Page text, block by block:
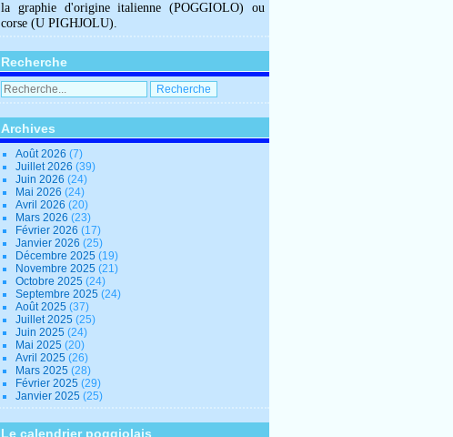
la graphie d'origine italienne (POGGIOLO) ou
corse (U PIGHJOLU).
Recherche
Archives
Août 2026 (7)
Juillet 2026 (39)
Juin 2026 (24)
Mai 2026 (24)
Avril 2026 (20)
Mars 2026 (23)
Février 2026 (17)
Janvier 2026 (25)
Décembre 2025 (19)
Novembre 2025 (21)
Octobre 2025 (24)
Septembre 2025 (24)
Août 2025 (37)
Juillet 2025 (25)
Juin 2025 (24)
Mai 2025 (20)
Avril 2025 (26)
Mars 2025 (28)
Février 2025 (29)
Janvier 2025 (25)
Le calendrier poggiolais